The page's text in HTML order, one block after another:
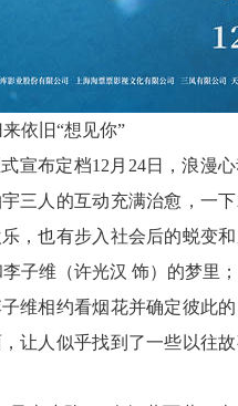
来依旧“想见你”
宣布定档12 月 24日，浪漫
三人的互动充满治愈，一
，也有步入社会后的蜕变
子维（许光汉 饰）的梦里；
维相约看烟花并确定彼此
，让人似乎找到了一些以往